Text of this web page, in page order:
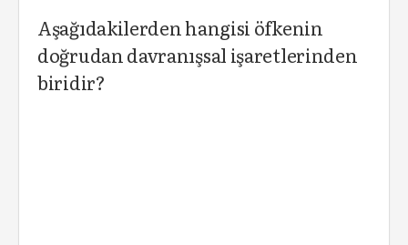
Aşağıdakilerden hangisi öfkenin
doğrudan davranışsal işaretlerinden
biridir?